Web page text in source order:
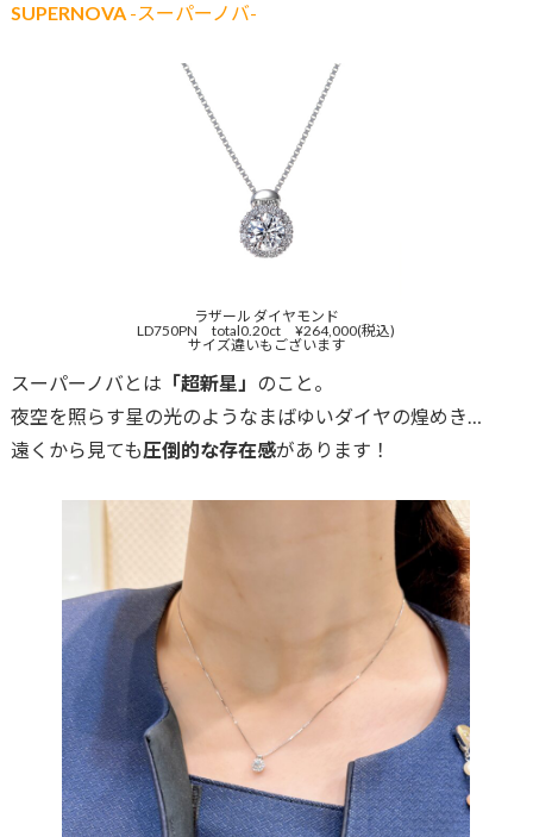
SUPERNOVA-スーパーノバ-
ラザール ダイヤモンド
LD750PN total0.20ct ¥264,000(税込)
サイズ違いもございます
スーパーノバとは 「超新星」 のこと。
夜空を照らす星の光のようなまばゆいダイヤの煌めき…
遠くから見ても圧倒的な存在感があります！